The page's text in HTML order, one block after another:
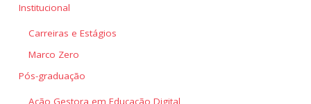
Institucional
Carreiras e Estágios
Marco Zero
Pós-graduação
Ação Gestora em Educação Digital